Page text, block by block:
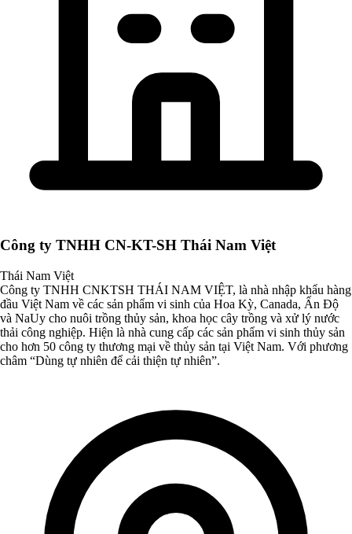
Công ty TNHH CN-KT-SH Thái Nam Việt
Thái Nam Việt
Công ty TNHH CNKTSH THÁI NAM VIỆT, là nhà nhập khẩu hàng
đầu Việt Nam về các sản phẩm vi sinh của Hoa Kỳ, Canada, Ấn Độ
và NaUy cho nuôi trồng thủy sản, khoa học cây trồng và xử lý nước
thải công nghiệp. Hiện là nhà cung cấp các sản phẩm vi sinh thủy sản
cho hơn 50 công ty thương mại về thủy sản tại Việt Nam. Với phương
châm “Dùng tự nhiên để cải thiện tự nhiên”.